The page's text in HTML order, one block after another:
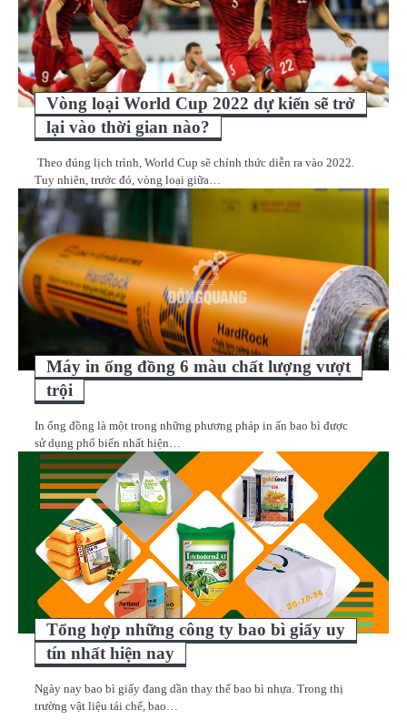
Vòng loại World Cup 2022 dự kiến sẽ trở
lại vào thời gian nào?
Theo đúng lịch trình, World Cup sẽ chính thức diễn ra vào 2022.
Tuy nhiên, trước đó, vòng loại giữa…
Máy in ống đồng 6 màu chất lượng vượt
trội
In ống đồng là một trong những phương pháp in ấn bao bì được
sử dụng phổ biến nhất hiện…
Tổng hợp những công ty bao bì giấy uy
tín nhất hiện nay
Ngày nay bao bì giấy đang dần thay thế bao bì nhựa. Trong thị
trường vật liệu tái chế, bao…